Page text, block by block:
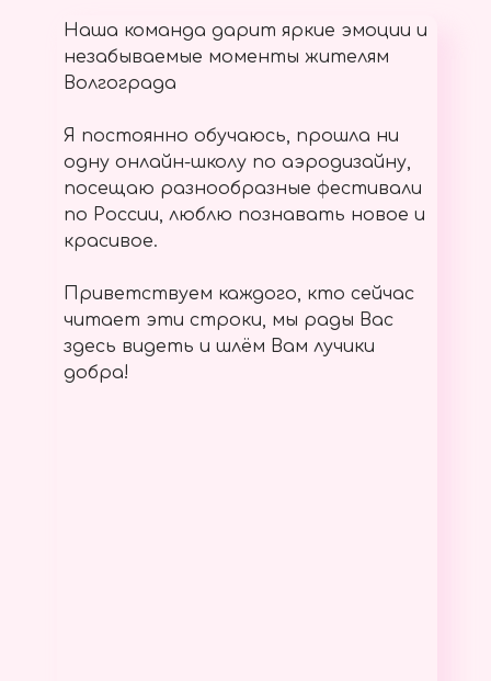
Наша команда дарит яркие эмоции и
незабываемые моменты жителям
Волгограда
Я постоянно обучаюсь, прошла ни
одну онлайн-школу по аэродизайну,
посещаю разнообразные фестивали
по России, люблю познавать новое и
красивое.
Приветствуем каждого, кто сейчас
читает эти строки, мы рады Вас
здесь видеть и шлём Вам лучики
добра!